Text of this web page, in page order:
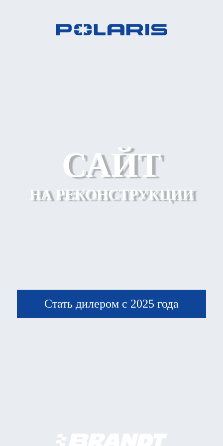
САЙТ
НА РЕКОНСТРУКЦИИ
Стать дилером с 2025 года